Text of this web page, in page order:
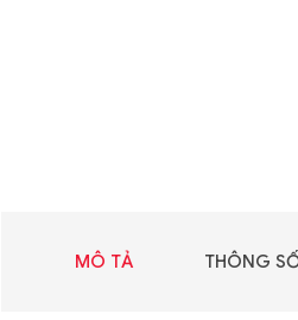
MÔ TẢ THÔNG